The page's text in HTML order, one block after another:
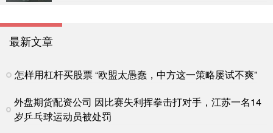
最新文章
怎样用杠杆买股票 “欧盟太愚蠢，中方这一策略屡试不爽”
外盘期货配资公司 因比赛失利挥拳击打对手，江苏一名14
岁乒乓球运动员被处罚